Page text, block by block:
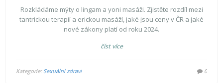
Rozkládáme mýty o lingam a yoni masáži. Zjistěte rozdíl mezi
tantrickou terapií a erickou masáží, jaké jsou ceny v ČR a jaké
nové zákony platí od roku 2024.
číst více
Kategorie: Sexuální zdraví 0